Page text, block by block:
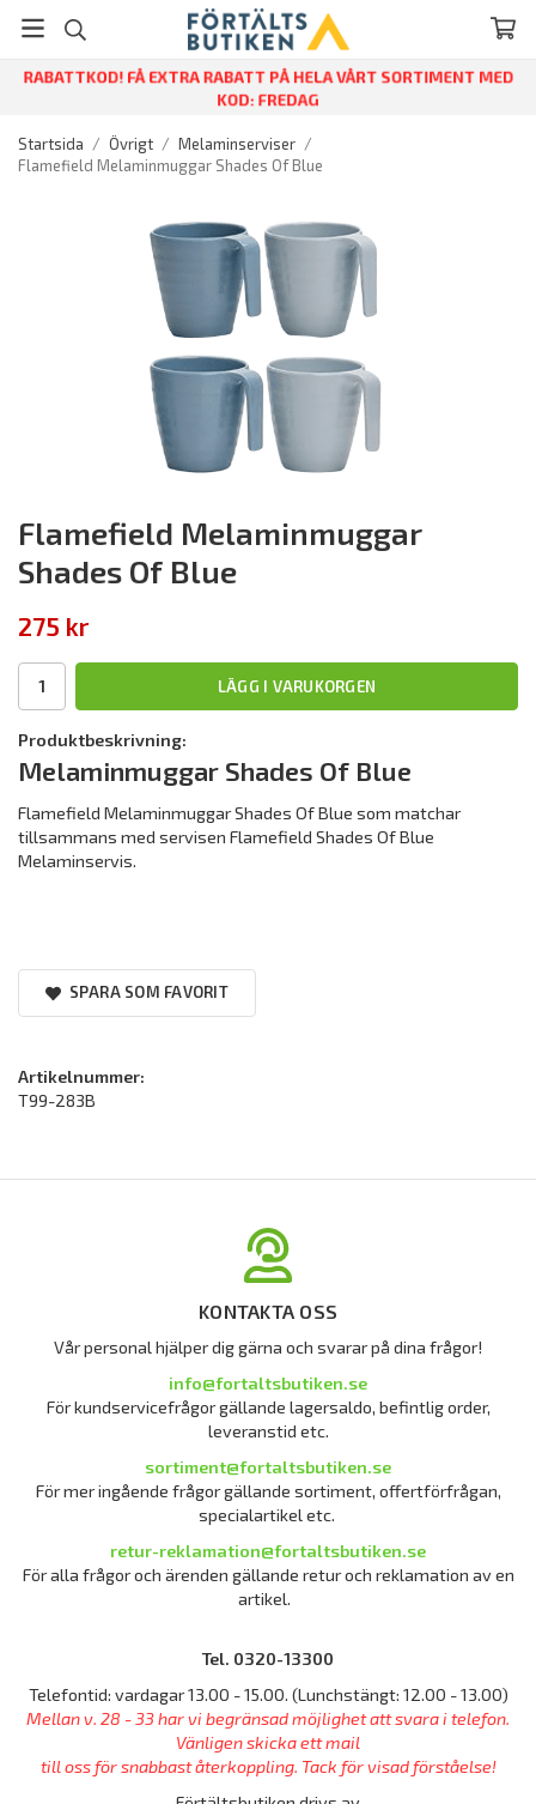
RABATTKOD! FÅ EXTRA RABATT PÅ HELA VÅRT SORTIMENT MED
KOD: FREDAG
Startsida / Övrigt / Melaminserviser /
Flamefield Melaminmuggar Shades Of Blue
Flamefield Melaminmuggar
Shades Of Blue
275 kr
LÄGG I VARUKORGEN
Produktbeskrivning:
Melaminmuggar Shades Of Blue
Flamefield Melaminmuggar Shades Of Blue som matchar
tillsammans med servisen Flamefield Shades Of Blue
Melaminservis.
SPARA SOM FAVORIT
Artikelnummer:
T99-283B
KONTAKTA OSS
Vår personal hjälper dig gärna och svarar på dina frågor!
info@fortaltsbutiken.se
För kundservicefrågor gällande lagersaldo, befintlig order,
leveranstid etc.
sortiment@fortaltsbutiken.se
För mer ingående frågor gällande sortiment, offertförfrågan,
specialartikel etc.
retur-reklamation@fortaltsbutiken.se
För alla frågor och ärenden gällande retur och reklamation av en
artikel.
Tel. 0320-13300
Telefontid: vardagar 13.00 - 15.00. (Lunchstängt: 12.00 - 13.00)
Mellan v. 28 - 33 har vi begränsad möjlighet att svara i telefon.
Vänligen skicka ett mail
till oss för snabbast återkoppling. Tack för visad förståelse!